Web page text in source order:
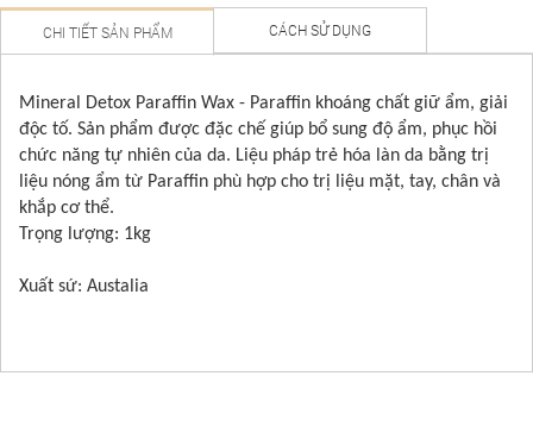
CHI TIẾT SẢN PHẨM CÁCH SỬ DỤNG
Mineral Detox Paraffin Wax - Paraffin khoáng chất giữ ẩm, giải
độc tố. Sản phẩm được đặc chế giúp bổ sung độ ẩm, phục hồi
chức năng tự nhiên của da. Liệu pháp trẻ hóa làn da bằng trị
liệu nóng ẩm từ Paraffin phù hợp cho trị liệu mặt, tay, chân và
khắp cơ thể.
Trọng lượng: 1kg
Xuất sứ: Austalia